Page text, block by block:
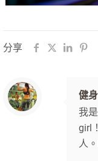
分享
健
我
girl
人